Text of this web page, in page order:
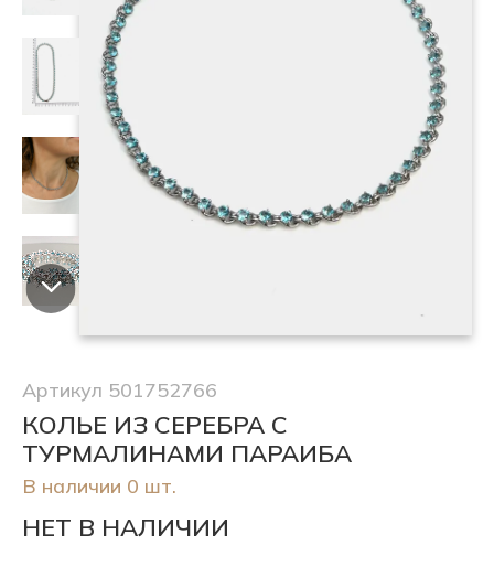
Артикул 501752766
КОЛЬЕ ИЗ СЕРЕБРА С
ТУРМАЛИНАМИ ПАРАИБА
В наличии 0 шт.
НЕТ В НАЛИЧИИ